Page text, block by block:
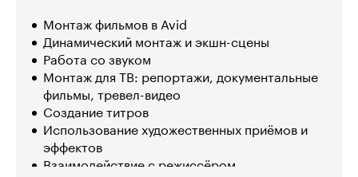
Монтаж фильмов в Avid
Динамический монтаж и экшн-сцены
Работа со звуком
Монтаж для ТВ: репортажи, документальные
фильмы, тревел-видео
Создание титров
Использование художественных приёмов и
эффектов
Взаимодействие с режиссёром